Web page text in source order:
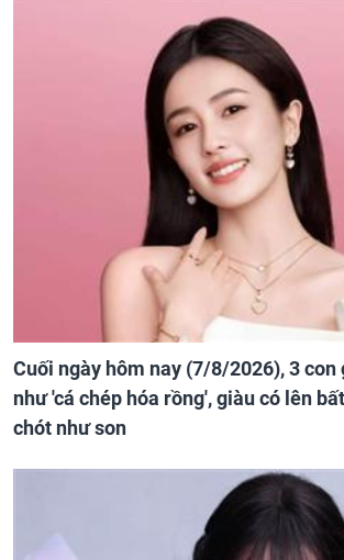
Cuối ngày hôm nay (7/8/2026), 3
như 'cá chép hóa rồng', giàu có lên
chót như son